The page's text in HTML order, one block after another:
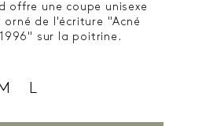
offre une coupe unisexe
de l'écriture "Acné
sur la poitrine.
L